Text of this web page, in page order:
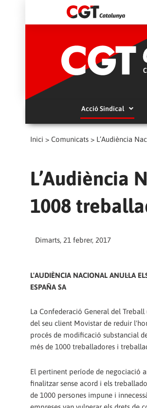
Acció Sindical
Inici > Comunicats > L’Audiència
L’Audiència
1008
Dimarts, 21 febrer, 2017
L'AUDIÈNCIA NACIONAL ANUL·LA
ESPAÑA SA
La Confederació General del
del seu client Movistar de reduir
procés de modificació substancial
més de 1000 treballadores i
El pertinent període de negociació
finalitzar sense acord i els
de 1000 persones impune i